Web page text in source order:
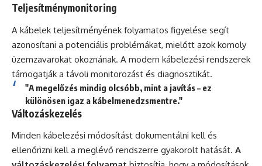
Teljesítménymonitoring
A kábelek teljesítményének folyamatos figyelése segít
azonosítani a potenciális problémákat, mielőtt azok komoly
üzemzavarokat okoznának. A modern kábelezési rendszerek
támogatják a távoli monitorozást és diagnosztikát.
"A megelőzés mindig olcsóbb, mint a javítás – ez
különösen igaz a kábelmenedzsmentre."
Változáskezelés
Minden kábelezési módosítást dokumentálni kell és
ellenőrizni kell a meglévő rendszerre gyakorolt hatását. A